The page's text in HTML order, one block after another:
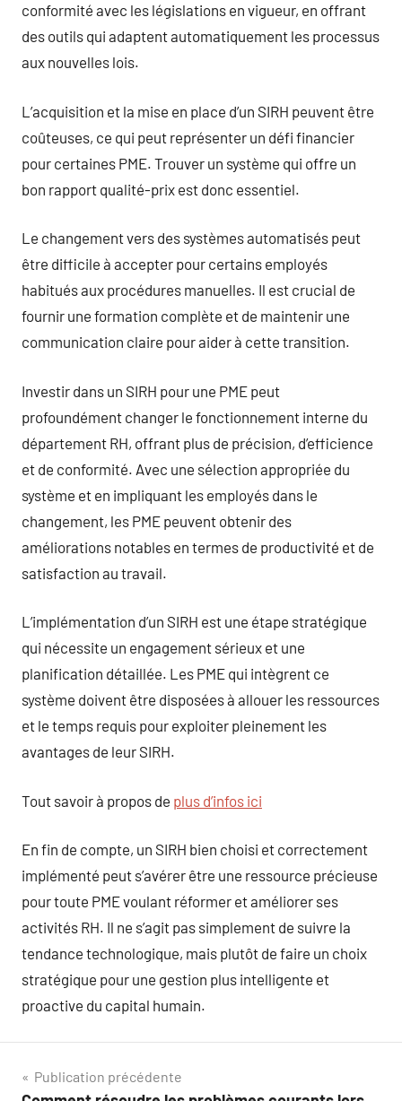
conformité avec les législations en vigueur, en offrant
des outils qui adaptent automatiquement les processus
aux nouvelles lois.
L’acquisition et la mise en place d’un SIRH peuvent être
coûteuses, ce qui peut représenter un défi financier
pour certaines PME. Trouver un système qui offre un
bon rapport qualité-prix est donc essentiel.
Le changement vers des systèmes automatisés peut
être difficile à accepter pour certains employés
habitués aux procédures manuelles. Il est crucial de
fournir une formation complète et de maintenir une
communication claire pour aider à cette transition.
Investir dans un SIRH pour une PME peut
profoundément changer le fonctionnement interne du
département RH, offrant plus de précision, d’efficience
et de conformité. Avec une sélection appropriée du
système et en impliquant les employés dans le
changement, les PME peuvent obtenir des
améliorations notables en termes de productivité et de
satisfaction au travail.
L’implémentation d’un SIRH est une étape stratégique
qui nécessite un engagement sérieux et une
planification détaillée. Les PME qui intègrent ce
système doivent être disposées à allouer les ressources
et le temps requis pour exploiter pleinement les
avantages de leur SIRH.
Tout savoir à propos de plus d’infos ici
En fin de compte, un SIRH bien choisi et correctement
implémenté peut s’avérer être une ressource précieuse
pour toute PME voulant réformer et améliorer ses
activités RH. Il ne s’agit pas simplement de suivre la
tendance technologique, mais plutôt de faire un choix
stratégique pour une gestion plus intelligente et
proactive du capital humain.
Navigation
Publication précédente